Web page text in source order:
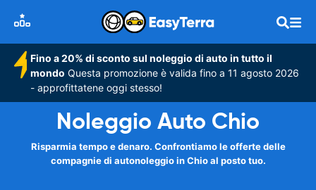
Fino a 20% di sconto sul noleggio di auto in tutto il
mondo Questa promozione è valida fino a 11 agosto 2026
- approfittatene oggi stesso!
Noleggio Auto Chio
Risparmia tempo e denaro. Confrontiamo le offerte delle
compagnie di autonoleggio in Chio al posto tuo.